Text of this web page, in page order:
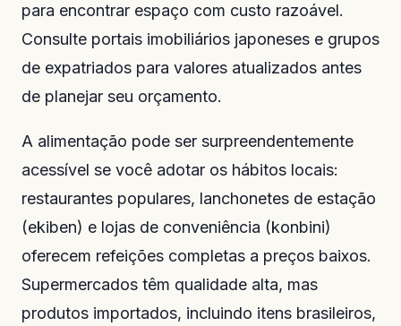
para encontrar espaço com custo razoável.
Consulte portais imobiliários japoneses e grupos
de expatriados para valores atualizados antes
de planejar seu orçamento.
A alimentação pode ser surpreendentemente
acessível se você adotar os hábitos locais:
restaurantes populares, lanchonetes de estação
(ekiben) e lojas de conveniência (konbini)
oferecem refeições completas a preços baixos.
Supermercados têm qualidade alta, mas
produtos importados, incluindo itens brasileiros,